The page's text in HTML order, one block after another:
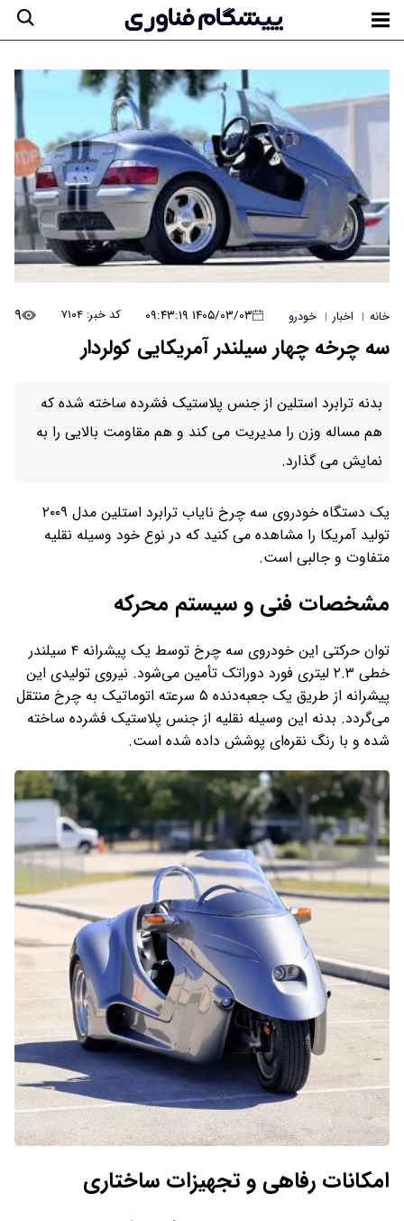
خانه | اخبار | خودرو ۱۴۰۵/۰۳/۰۳ ۰۹:۴۳:۱۹ کد خبر: ۷۱۰۴ ۹
سه چرخه چهار سیلندر آمریکایی کولردار
بدنه ترابرد استلین از جنس پلاستیک فشرده ساخته شده که
هم مساله وزن را مدیریت می کند و هم مقاومت بالایی را به
نمایش می گذارد.
یک دستگاه خودروی سه چرخ نایاب ترابرد استلین مدل ۲۰۰۹
تولید آمریکا را مشاهده می کنید که در نوع خود وسیله نقلیه
متفاوت و جالبی است.
مشخصات فنی و سیستم محرکه
توان حرکتی این خودروی سه چرخ توسط یک پیشرانه ۴ سیلندر
خطی ۲.۳ لیتری فورد دوراتک تأمین می‌شود. نیروی تولیدی این
پیشرانه از طریق یک جعبه‌دنده ۵ سرعته اتوماتیک به چرخ‌ منتقل
می‌گردد. بدنه این وسیله نقلیه از جنس پلاستیک فشرده ساخته
شده و با رنگ نقره‌ای پوشش داده شده است.
امکانات رفاهی و تجهیزات ساختاری